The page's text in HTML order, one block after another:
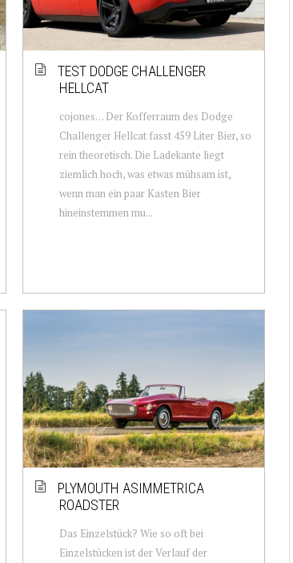
TEST DODGE CHALLENGER
HELLCAT
cojones… Der Kofferraum des Dodge
Challenger Hellcat fasst 459 Liter Bier, so
rein theoretisch. Die Ladekante liegt
ziemlich hoch, was etwas mühsam ist,
wenn man ein paar Kasten Bier
hineinstemmen mu...
PLYMOUTH ASIMMETRICA
ROADSTER
Das Einzelstück? Wie so oft bei
Einzelstücken ist der Verlauf der